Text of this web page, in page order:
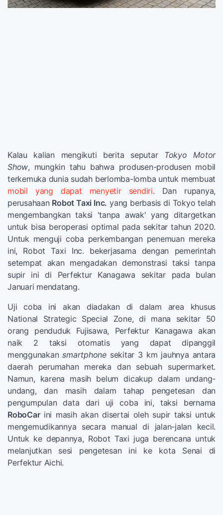
Kalau kalian mengikuti berita seputarTokyo Motor
Show, mungkin tahu bahwa produsen-produsen mobil
terkemuka dunia sudah berlomba-lomba untuk membuat
mobil yang dapat menyetir sendiri. Dan rupanya,
perusahaan Robot Taxi Inc. yang berbasis di Tokyo telah
mengembangkan taksi 'tanpa awak' yang ditargetkan
untuk bisa beroperasi optimal pada sekitar tahun 2020.
Untuk menguji coba perkembangan penemuan mereka
ini, Robot Taxi Inc. bekerjasama dengan pemerintah
setempat akan mengadakan demonstrasi taksi tanpa
supir ini di Perfektur Kanagawa sekitar pada bulan
Januari mendatang.
Uji coba ini akan diadakan di dalam area khusus
National Strategic Special Zone, di mana sekitar 50
orang penduduk Fujisawa, Perfektur Kanagawa akan
naik 2 taksi otomatis yang dapat dipanggil
menggunakansmartphonesekitar 3 km jauhnya antara
daerah perumahan mereka dan sebuah supermarket.
Namun, karena masih belum dicakup dalam undang-
undang, dan masih dalam tahap pengetesan dan
pengumpulan data dari uji coba ini, taksi bernama
RoboCarini masih akan disertai oleh supir taksi untuk
mengemudikannya secara manual di jalan-jalan kecil.
Untuk ke depannya, Robot Taxi juga berencana untuk
melanjutkan sesi pengetesan ini ke kota Senai di
Perfektur Aichi.